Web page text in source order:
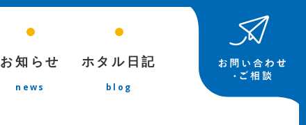
お知らせ
news
ホタル日記
blog